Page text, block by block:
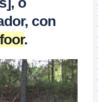
con
.